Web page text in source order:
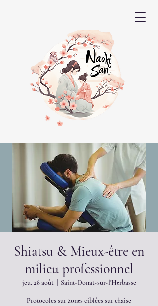
Shiatsu & Mieux-être en
milieu professionnel
jeu. 28 août
  |
Saint-Donat-sur-l'Herbasse
Protocoles sur zones ciblées sur chaise